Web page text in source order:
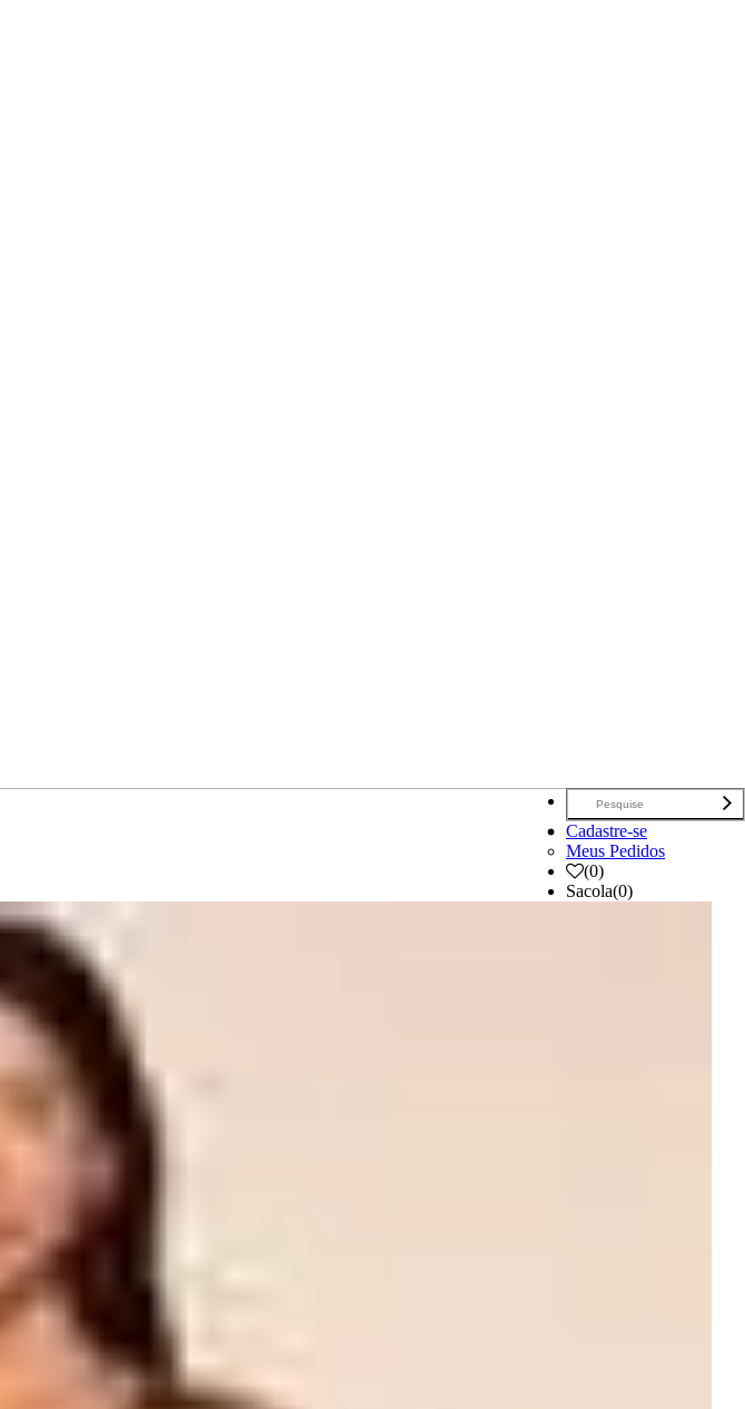
Cadastre-se
Meus Pedidos
(0)
Sacola(0)